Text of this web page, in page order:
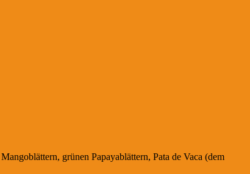
grünen Papayablättern, Pata de Vaca (dem